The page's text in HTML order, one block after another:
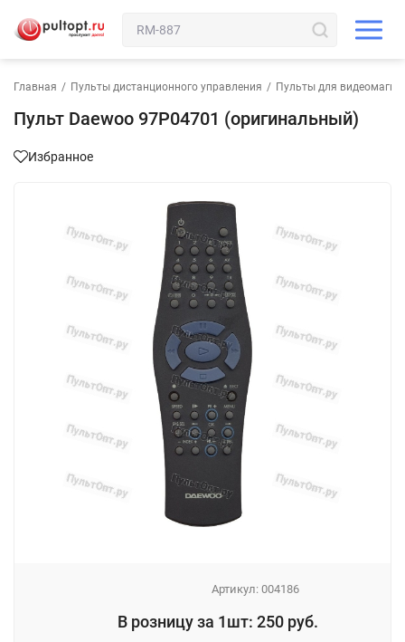
Главная / Пульты дистанционного управления / Пульты для
Пульт Daewoo 97P04701 (оригинальный)
Избранное
Артикул: 004186
В розницу за 1шт: 250 руб.